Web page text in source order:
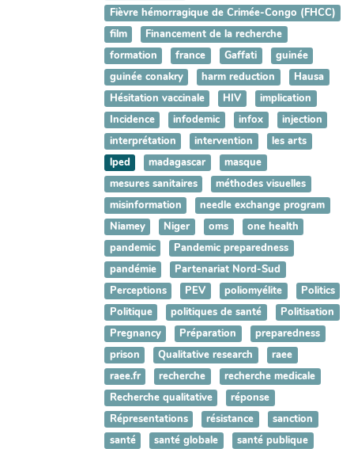
Fièvre hémorragique de Crimée-Congo (FHCC)
film
Financement de la recherche
formation
france Gaffati
guinée
guinée conakry
harm reduction
Hausa
Hésitation vaccinale
HIV
implication
Incidence
infodemic infox
injection
interprétation
intervention
les arts
lped
madagascar
masque
mesures sanitaires
méthodes visuelles
misinformation
needle exchange program
Niamey
Niger oms
one health
pandemic
Pandemic preparedness
pandémie
Partenariat Nord-Sud
Perceptions
PEV poliomyélite
Politics
Politique
politiques de santé
Politisation
Pregnancy
Préparation
preparedness
prison
Qualitative research
raee
raee.fr
recherche
recherche medicale
Recherche qualitative
réponse
Répresentations
résistance
sanction
santé
santé globale
santé publique